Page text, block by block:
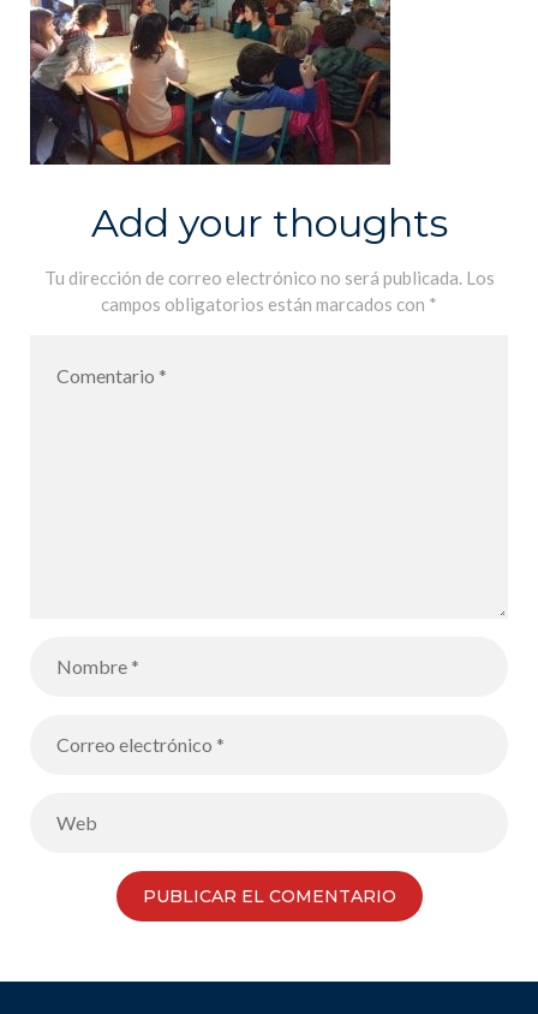
Add your thoughts
Tu dirección de correo electrónico no será publicada. Los
campos obligatorios están marcados con *